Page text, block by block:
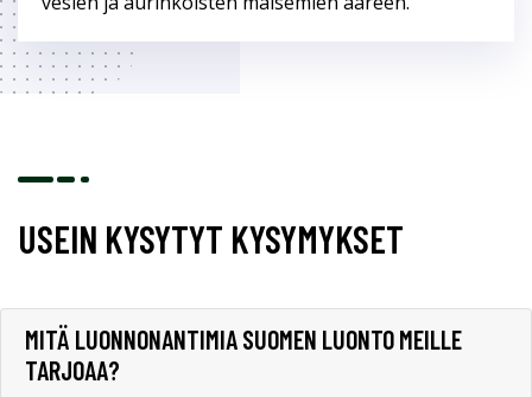
USEIN KYSYTYT KYSYMYKSET
MITÄ LUONNONANTIMIA SUOMEN LUONTO MEILLE
TARJOAA?